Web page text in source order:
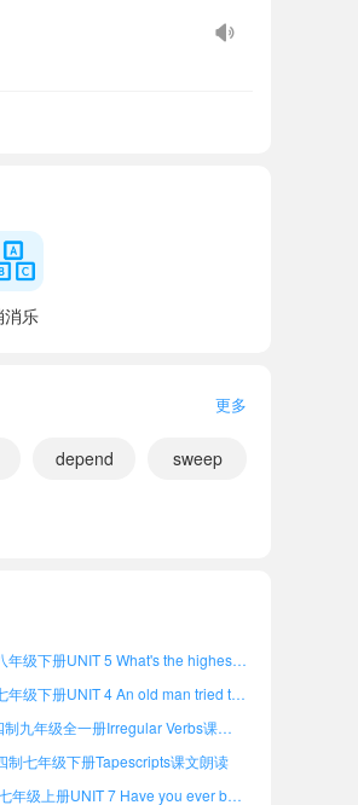
消乐
更多
depend sweep
鲁教版五四制八年级下册UNIT 5 What's the highest mountain in the world?课文朗读
鲁教版五四制七年级下册UNIT 4 An old man tried to move the mountains.课文朗读
鲁教版五四制九年级全一册Irregular Verbs课文朗读
制七年级下册Tapescripts课文朗读
鲁教版五四制七年级上册UNIT 7 Have you ever been to a museum?课文朗读